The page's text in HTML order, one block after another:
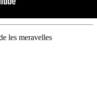
les meravelles